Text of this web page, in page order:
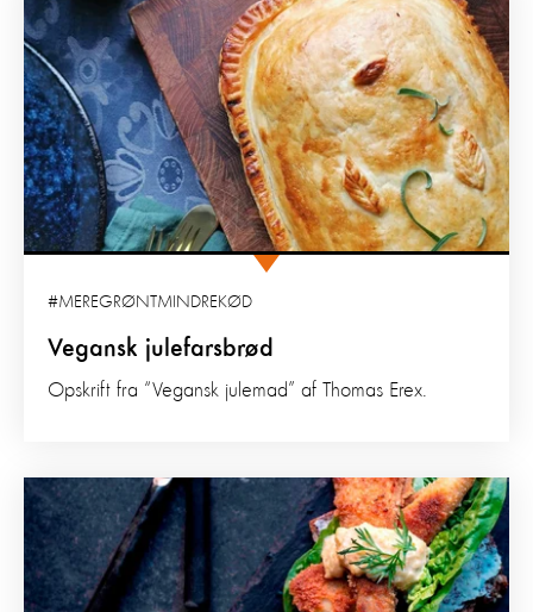
Vegansk julefarsbrød
#MEREGRØNTMINDREKØD
Opskrift fra “Vegansk julemad” af Thomas Erex.